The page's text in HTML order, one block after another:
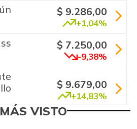
$ 9.286,00
+1,04%
$ 7.250,00
-9,38%
$ 9.679,00
+14,83%
VISTO